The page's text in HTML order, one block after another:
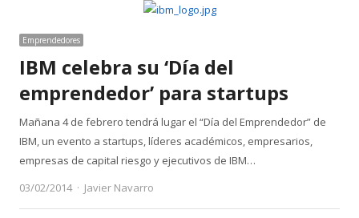
Emprendedores
IBM celebra su ‘Día del
emprendedor’ para startups
Mañana 4 de febrero tendrá lugar el “Día del Emprendedor” de
IBM, un evento a startups, líderes académicos, empresarios,
empresas de capital riesgo y ejecutivos de IBM…
03/02/2014
Author
Javier Navarro